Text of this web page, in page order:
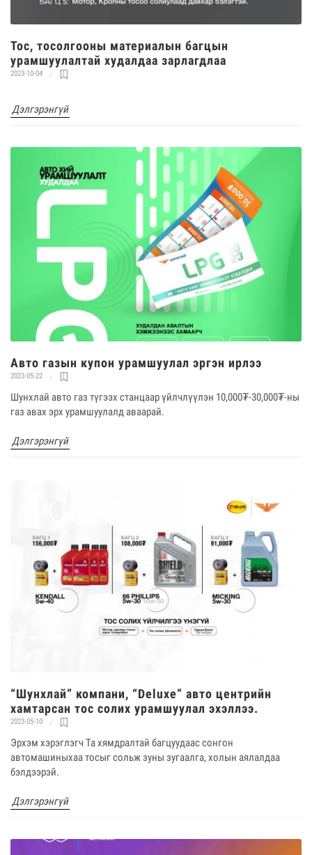
Тос, тосолгооны материалын багцын
урамшуулалтай худалдаа зарлагдлаа
2023-10-04
Дэлгэрэнгүй
Авто газын купон урамшуулал эргэн ирлээ
2023-05-22
Шунхлай авто газ түгээх станцаар үйлчлүүлэн 10,000₮-30,000₮-ны
газ авах эрх урамшуулалд аваарай.
Дэлгэрэнгүй
“Шунхлай” компани, “Deluxe” авто центрийн
хамтарсан тос солих урамшуулал эхэллээ.
2023-05-10
Эрхэм хэрэглэгч Та хямдралтай багцуудаас сонгон
автомашиныхаа тосыг сольж зуны зугаалга, холын аялалдаа
бэлдээрэй.
Дэлгэрэнгүй